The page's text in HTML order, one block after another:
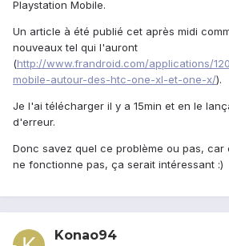
Playstation Mobile.
Un article à été publié cet après midi
nouveaux tel qui l'auront
(http://www.frandroid.com/applications/
mobile-autour-des-htc-one-xl-et-one-x/).
Je l'ai télécharger il y a 15min et en le
d'erreur.
Donc savez quel ce problème ou pas, car
ne fonctionne pas, ça serait intéressant :)
Konao94